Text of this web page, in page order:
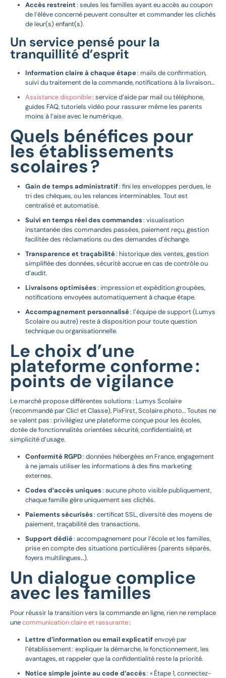
Accès restreint: seules les familles ayant eu accès au coupon
de l’élève concerné peuvent consulter et commander les clichés
de leur(s) enfant(s).
Un service pensé pour la
tranquillité d’esprit
Information claire à chaque étape: mails de confirmation,
suivi du traitement de la commande, notifications à la livraison…
Assistance disponible: service d’aide par mail ou téléphone,
guides FAQ, tutoriels vidéo pour rassurer même les parents
moins à l’aise avec le numérique.
Quels bénéfices pour
les établissements
scolaires ?
Gain de temps administratif: fini les enveloppes perdues, le
tri des chèques, ou les relances interminables. Tout est
centralisé et automatisé.
Suivi en temps réel des commandes: visualisation
instantanée des commandes passées, paiement reçu, gestion
facilitée des réclamations ou des demandes d’échange.
Transparence et traçabilité: historique des ventes, gestion
simplifiée des données, sécurité accrue en cas de contrôle ou
d’audit.
Livraisons optimisées: impression et expédition groupées,
notifications envoyées automatiquement à chaque étape.
Accompagnement personnalisé: l’équipe de support (Lumys
Scolaire ou autre) reste à disposition pour toute question
technique ou organisationnelle.
Le choix d’une
plateforme conforme :
points de vigilance
Le marché propose différentes solutions : Lumys Scolaire
(recommandé par Clic! et Classe), PixFirst, Scolaire.photo… Toutes ne
se valent pas : privilégiez une plateforme conçue pour les écoles,
dotée de fonctionnalités orientées sécurité, confidentialité, et
simplicité d’usage.
Conformité RGPD: données hébergées en France, engagement
à ne jamais utiliser les informations à des fins marketing
externes.
Codes d’accès uniques: aucune photo visible publiquement,
chaque famille gère uniquement ses clichés.
Paiements sécurisés: certificat SSL, diversité des moyens de
paiement, traçabilité des transactions.
Support dédié: accompagnement pour l’école et les familles,
prise en compte des situations particulières (parents séparés,
foyers multilingues…).
Un dialogue complice
avec les familles
Pour réussir la transition vers la commande en ligne, rien ne remplace
unecommunication claire et rassurante:
Lettre d’information ou email explicatifenvoyé par
l’établissement : expliquer la démarche, le fonctionnement, les
avantages, et rappeler que la confidentialité reste la priorité.
Notice simple jointe au code d’accès: « Étape 1, connectez-